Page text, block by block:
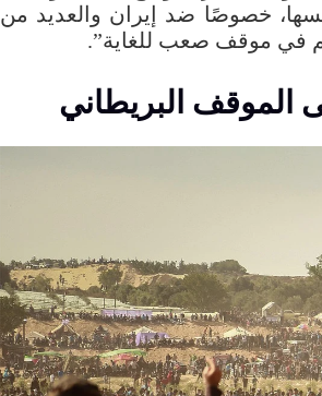
خصوصًا ضد إيران والعديد من
في موقف صعب للغاية”.
الموقف البريطاني